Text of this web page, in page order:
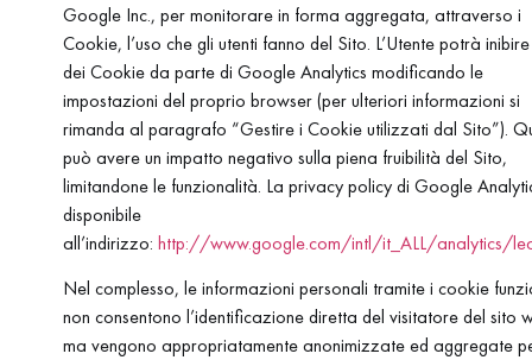
Google Inc., per monitorare in forma aggregata, attraverso i
Cookie, l’uso che gli utenti fanno del Sito. L’Utente potrà inibire
dei Cookie da parte di Google Analytics modificando le
impostazioni del proprio browser (per ulteriori informazioni si
rimanda al paragrafo “Gestire i Cookie utilizzati dal Sito”).
può avere un impatto negativo sulla piena fruibilità del Sito,
limitandone le funzionalità. La privacy policy di Google
disponibile
all’indirizzo: http://www.google.com/intl/it_ALL/analytics/
Nel complesso, le informazioni personali tramite i cookie
non consentono l’identificazione diretta del visitatore del sito
ma vengono appropriatamente anonimizzate ed aggregate